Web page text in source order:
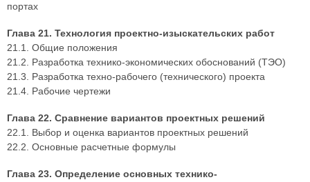
портах
Глава 21. Технология проектно-изыскательских работ
21.1. Общие положения
21.2. Разработка технико-экономических обоснований (ТЭО)
21.3. Разработка техно-рабочего (технического) проекта
21.4. Рабочие чертежи
Глава 22. Сравнение вариантов проектных решений
22.1. Выбор и оценка вариантов проектных решений
22.2. Основные расчетные формулы
Глава 23. Определение основных технико-